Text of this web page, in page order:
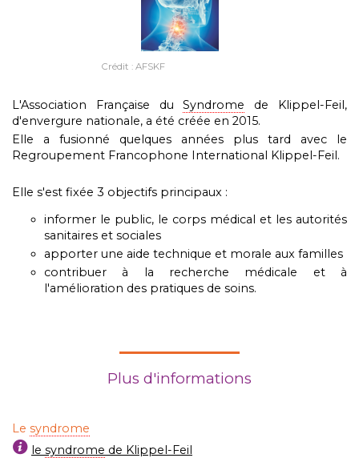
Crédit : AFSKF
L'Association Française duSyndrome de Klippel-Feil,
d'envergure nationale, a été créée en 2015.
Elle a fusionné quelques années plus tard avec le
Regroupement Francophone International Klippel-Feil.
Elle s'est fixée 3 objectifs principaux :
informer le public, le corps médical et les autorités
sanitaires et sociales
apporter une aide technique et morale aux familles
contribuer à la recherche médicale et à
l'amélioration des pratiques de soins.
Plus d'informations
Le syndrome
le syndrome de Klippel-Feil